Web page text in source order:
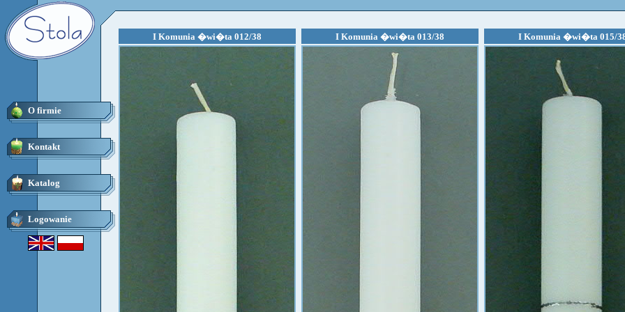
O firmie
Kontakt
Katalog
Logowanie
I Komunia �wi�ta 012/38 I Komunia �wi�ta 013/38 I Komunia �wi�ta 015/